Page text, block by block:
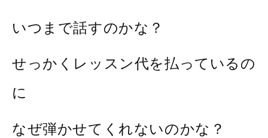
いつまで話すのかな？
せっかくレッスン代を払っているの
に
なぜ弾かせてくれないのかな？